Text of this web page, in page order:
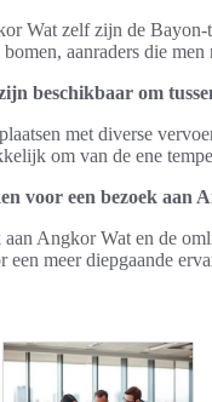
Wat zelf zijn de
aanraders die men
beschikbaar om
met diverse
om van de ene
voor een bezoek aan
Angkor Wat en de
een meer diepgaande